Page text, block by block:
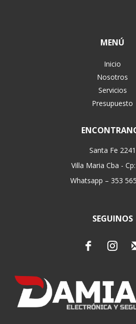
MENÚ
Inicio
Nosotros
Servicios
Presupuesto
Santa Fe 2241
Villa Maria Cba -
Whatsapp – 353
SEGUINOS